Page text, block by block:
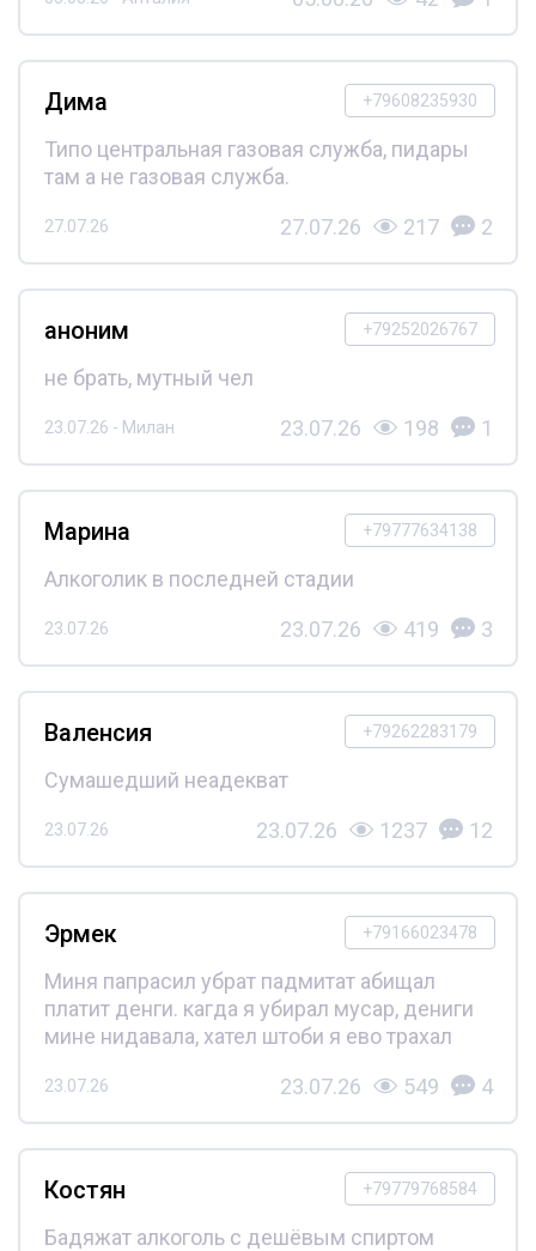
+79608235930
Дима
Типо центральная газовая служба, пидары
там а не газовая служба.
27.07.26 27.07.26 217 2
+79252026767
аноним
не брать, мутный чел
23.07.26 - Милан 23.07.26 198 1
+79777634138
Марина
Алкоголик в последней стадии
23.07.26 23.07.26 419 3
+79262283179
Валенсия
Сумашедший неадекват
23.07.26 23.07.26 1237 12
+79166023478
Эрмек
Миня папрасил убрат падмитат абищал
платит денги. кагда я убирал мусар, дениги
мине нидавала, хател штоби я ево трахал
23.07.26 23.07.26 549 4
+79779768584
Костян
Бадяжат алкоголь с дешёвым спиртом